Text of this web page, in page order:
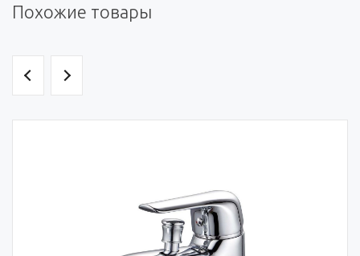
Похожие товары